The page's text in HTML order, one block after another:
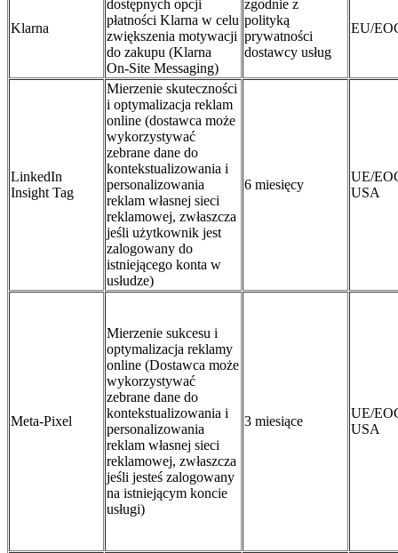
Klarna
dostępnych opcji
płatności Klarna w celu
zwiększenia motywacji
do zakupu (Klarna
On‑Site Messaging)
zgodnie z
polityką
prywatności
dostawcy usług
EU/
LinkedIn
Insight Tag
Mierzenie skuteczności
i optymalizacja reklam
online (dostawca może
wykorzystywać
zebrane dane do
kontekstualizowania i
personalizowania
reklam własnej sieci
reklamowej, zwłaszcza
jeśli użytkownik jest
zalogowany do
istniejącego konta w
usłudze)
6 miesięcy
UE/
USA
Meta-Pixel
Mierzenie sukcesu i
optymalizacja reklamy
online (Dostawca może
wykorzystywać
zebrane dane do
kontekstualizowania i
personalizowania
reklam własnej sieci
reklamowej, zwłaszcza
jeśli jesteś zalogowany
na istniejącym koncie
usługi)
3 miesiące
UE/
USA